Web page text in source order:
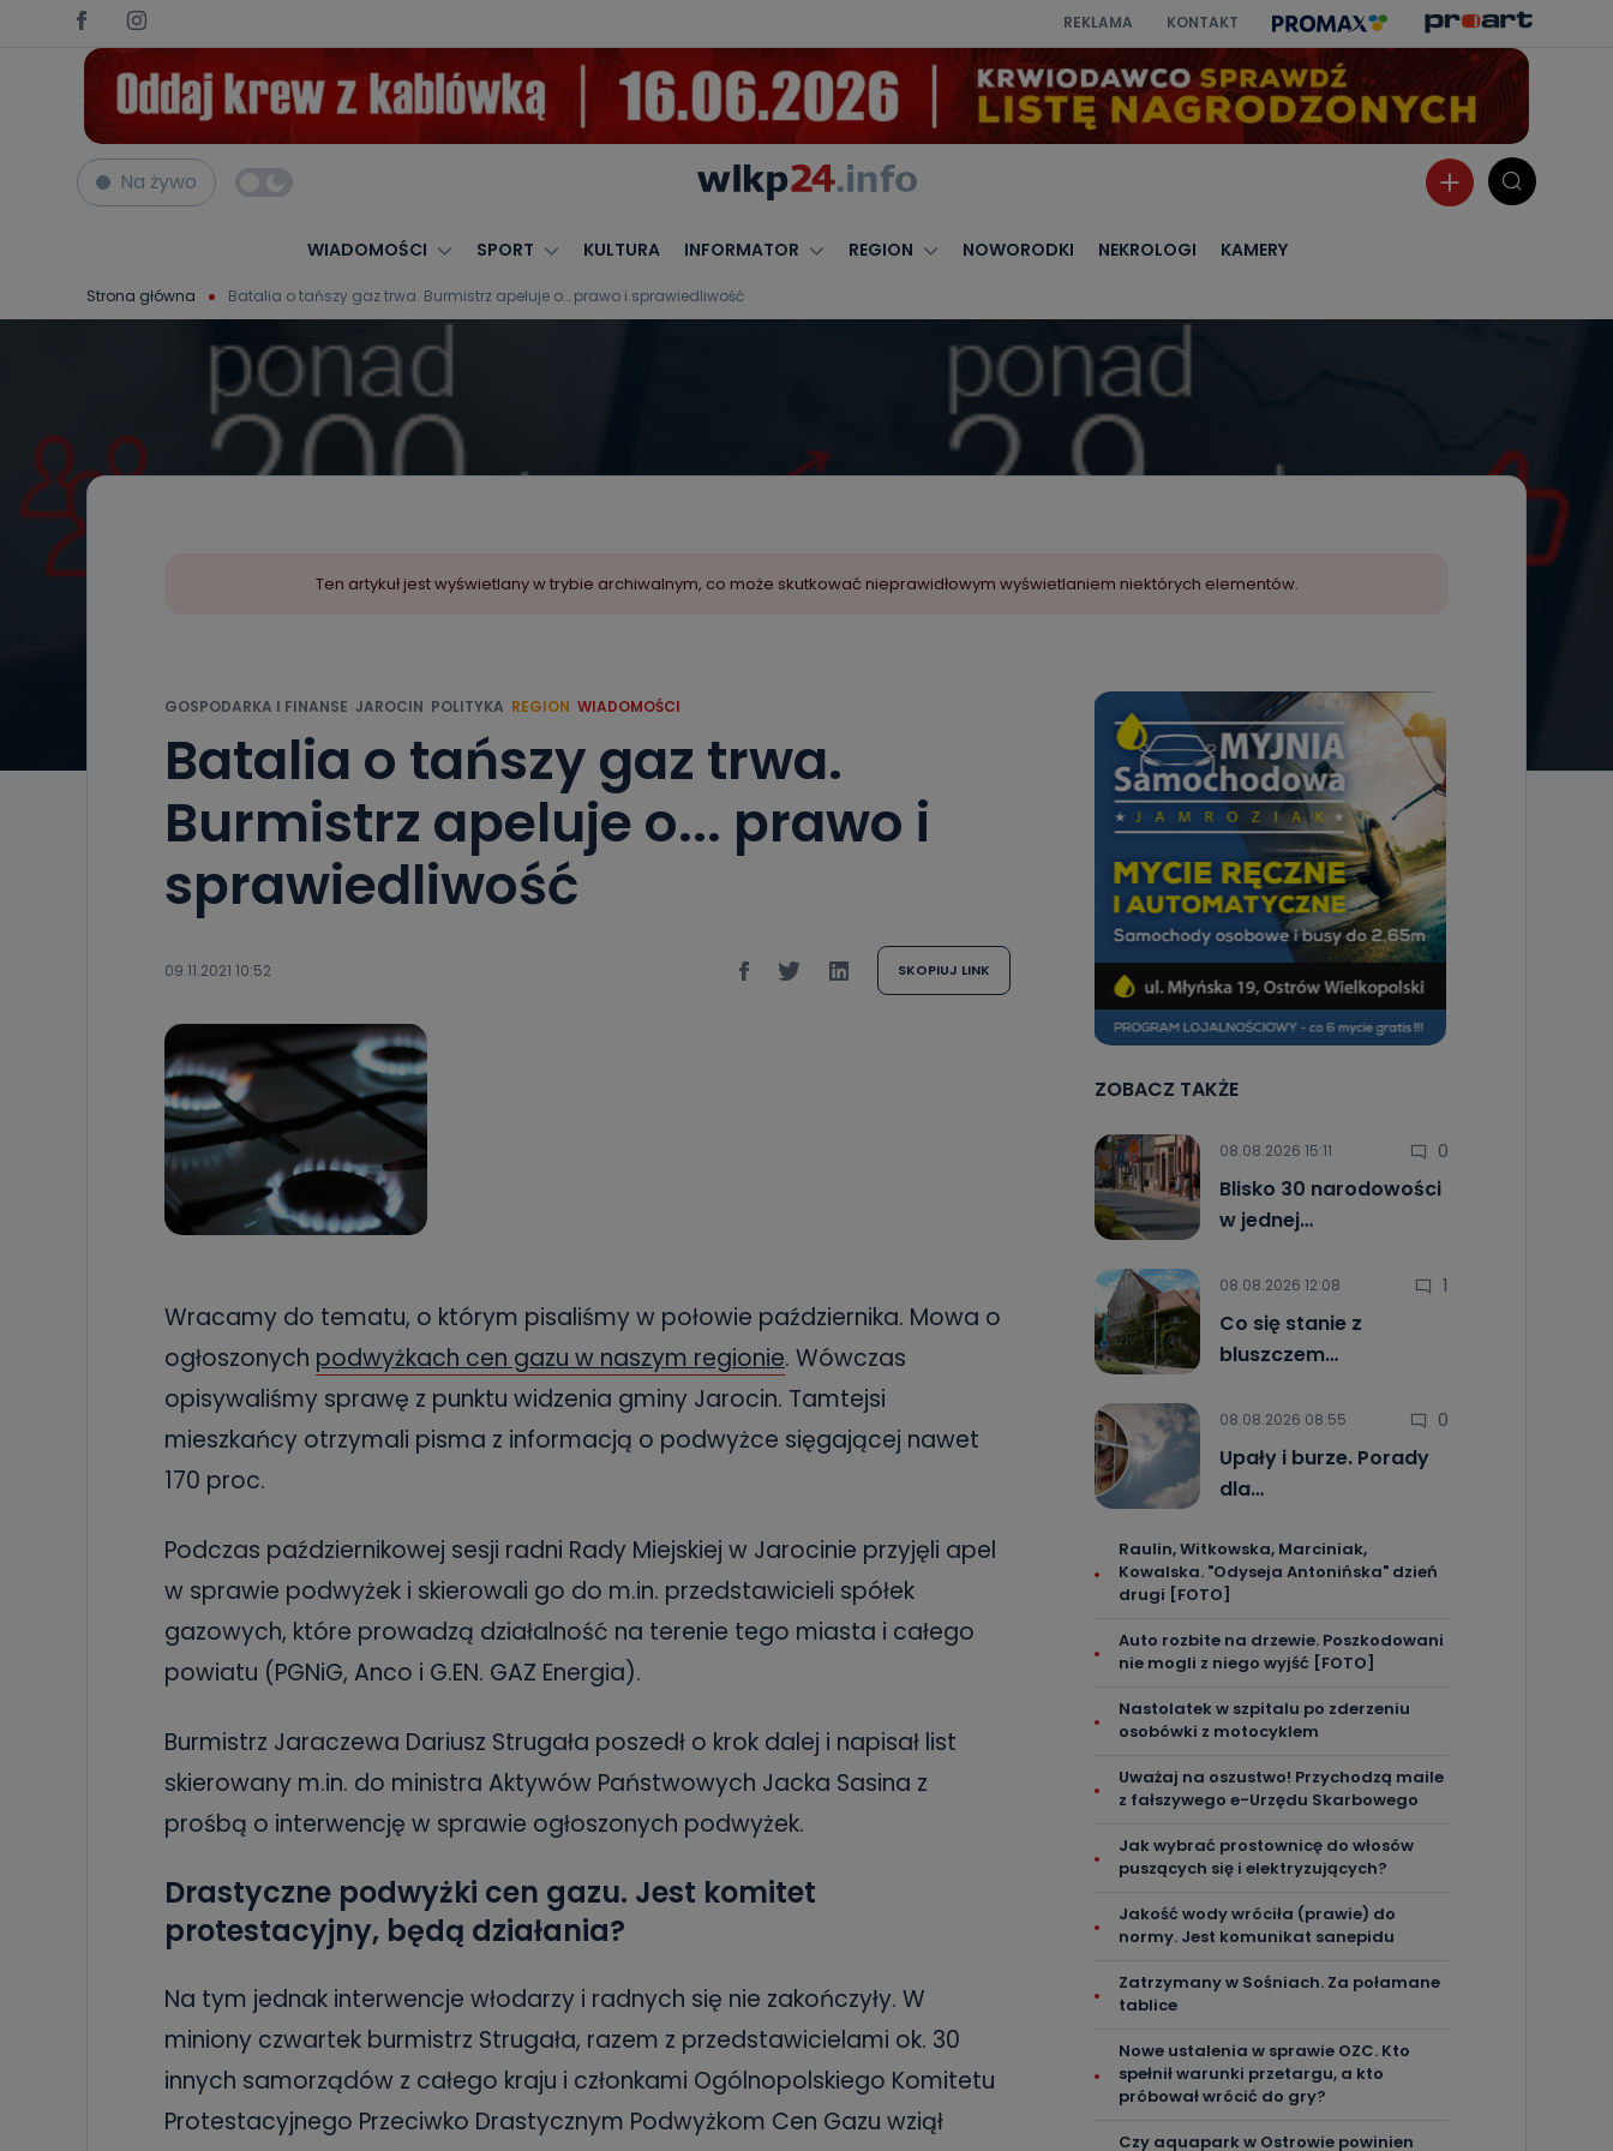
REKLAMA KONTAKT
Na żywo
WIADOMOŚCI SPORT KULTURA INFORMATOR REGION NOWORODKI NEKROLOGI KAMERY
Strona główna Batalia o tańszy gaz trwa. Burmistrz apeluje o… prawo i sprawiedliwość
Ten artykuł jest wyświetlany w trybie archiwalnym, co może skutkować nieprawidłowym wyświetlaniem niektórych elementów.
GOSPODARKA I FINANSE JAROCIN POLITYKA REGION WIADOMOŚCI
Batalia o tańszy gaz trwa.
Burmistrz apeluje o... prawo i
sprawiedliwość
09.11.2021 10:52 SKOPIUJ LINK
Wracamy do tematu, o którym pisaliśmy w połowie października. Mowa o
ogłoszonych podwyżkach cen gazu w naszym regionie. Wówczas
opisywaliśmy sprawę z punktu widzenia gminy Jarocin. Tamtejsi
mieszkańcy otrzymali pisma z informacją o podwyżce sięgającej nawet
170 proc.
Podczas październikowej sesji radni Rady Miejskiej w Jarocinie przyjęli apel
w sprawie podwyżek i skierowali go do m.in. przedstawicieli spółek
gazowych, które prowadzą działalność na terenie tego miasta i całego
powiatu (PGNiG, Anco i G.EN. GAZ Energia).
Burmistrz Jaraczewa Dariusz Strugała poszedł o krok dalej i napisał list
skierowany m.in. do ministra Aktywów Państwowych Jacka Sasina z
prośbą o interwencję w sprawie ogłoszonych podwyżek.
Drastyczne podwyżki cen gazu. Jest komitet
protestacyjny, będą działania?
Na tym jednak interwencje włodarzy i radnych się nie zakończyły. W
miniony czwartek burmistrz Strugała, razem z przedstawicielami ok. 30
innych samorządów z całego kraju i członkami Ogólnopolskiego Komitetu
Protestacyjnego Przeciwko Drastycznym Podwyżkom Cen Gazu wziął
ZOBACZ TAKŻE
08.08.2026 15:11 0
Blisko 30 narodowości
w jednej…
08.08.2026 12:08 1
Co się stanie z
bluszczem…
08.08.2026 08:55 0
Upały i burze. Porady
dla…
Raulin, Witkowska, Marciniak,
Kowalska. "Odyseja Antonińska" dzień
drugi [FOTO]
Auto rozbite na drzewie. Poszkodowani
nie mogli z niego wyjść [FOTO]
Nastolatek w szpitalu po zderzeniu
osobówki z motocyklem
Uważaj na oszustwo! Przychodzą maile
z fałszywego e-Urzędu Skarbowego
Jak wybrać prostownicę do włosów
puszących się i elektryzujących?
Jakość wody wróciła (prawie) do
normy. Jest komunikat sanepidu
Zatrzymany w Sośniach. Za połamane
tablice
Nowe ustalenia w sprawie OZC. Kto
spełnił warunki przetargu, a kto
próbował wrócić do gry?
Czy aquapark w Ostrowie powinien